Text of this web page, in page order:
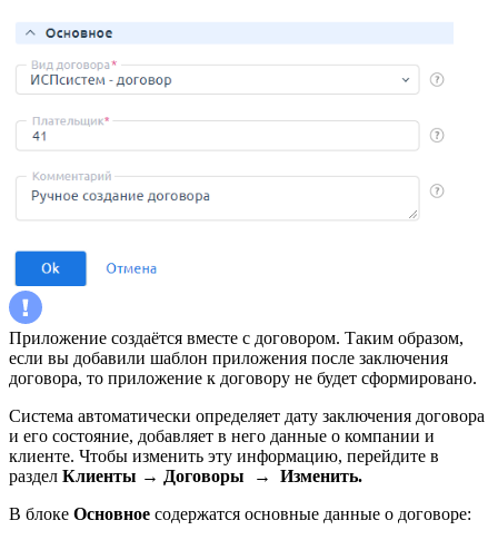
Приложение создаётся вместе с договором. Таким образом,
если вы добавили шаблон приложения после заключения
договора, то приложение к договору не будет сформировано.
Система автоматически определяет дату заключения договора
и его состояние, добавляет в него данные о компании и
клиенте. Чтобы изменить эту информацию, перейдите в
раздел Клиенты → Договоры →
Изменить.
В блоке Основное содержатся основные данные о договоре: